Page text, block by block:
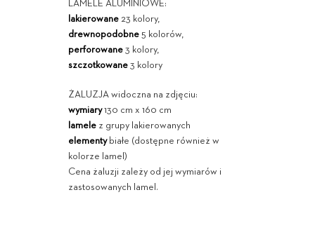
LAMELE ALUMINIOWE:
lakierowane23 kolory,
drewnopodobne5 kolorów,
perforowane3 kolory,
szczotkowane3 kolory
ŻALUZJA widoczna na zdjęciu:
wymiary130 cm x 160 cm
lamelez grupy lakierowanych
elementybiałe (dostępne również w
kolorze lamel)
Cena żaluzji zależy od jej wymiarów i
zastosowanych lamel.